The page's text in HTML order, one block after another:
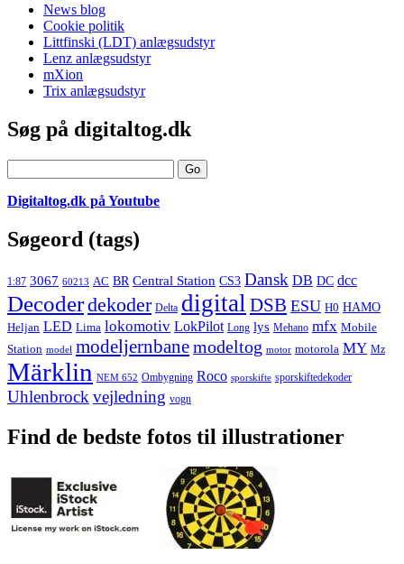
News blog
Cookie politik
Littfinski (LDT) anlægsudstyr
Lenz anlægsudstyr
mXion
Trix anlægsudstyr
Sidebar
Søg på digitaltog.dk
Digitaltog.dk på Youtube
Søgeord (tags)
1:87 3067 60213 AC BR Central Station CS3 Dansk DB DC dcc
Decoderdekoder Delta digital DSB ESU H0 HAMO
Heljan LED Lima lokomotiv LokPilot Long lys Mehano mfx Mobile
Station model modeljernbanemodeltog motor motorola MY Mz
Märklin NEM 652 Ombygning Roco sporskifte sporskiftedekoder
Uhlenbrock vejledning vogn
Find de bedste fotos til illustrationer